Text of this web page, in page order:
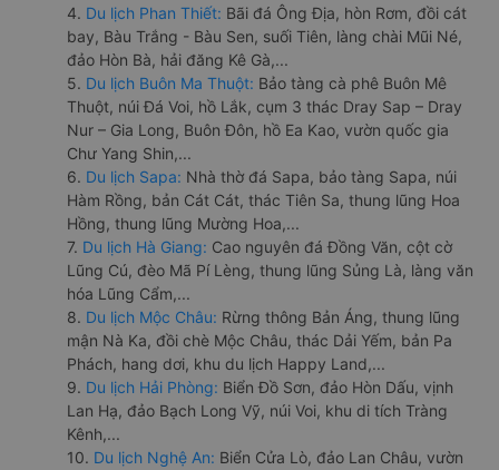
4. Du lịch Phan Thiết: Bãi đá Ông Địa, hòn Rơm, đồi cát
bay, Bàu Trắng - Bàu Sen, suối Tiên, làng chài Mũi Né,
đảo Hòn Bà, hải đăng Kê Gà,...
5. Du lịch Buôn Ma Thuột: Bảo tàng cà phê Buôn Mê
Thuột, núi Đá Voi, hồ Lắk, cụm 3 thác Dray Sap – Dray
Nur – Gia Long, Buôn Đôn, hồ Ea Kao, vườn quốc gia
Chư Yang Shin,...
6. Du lịch Sapa: Nhà thờ đá Sapa, bảo tàng Sapa, núi
Hàm Rồng, bản Cát Cát, thác Tiên Sa, thung lũng Hoa
Hồng, thung lũng Mường Hoa,...
7. Du lịch Hà Giang: Cao nguyên đá Đồng Văn, cột cờ
Lũng Cú, đèo Mã Pí Lèng, thung lũng Sủng Là, làng văn
hóa Lũng Cẩm,...
8. Du lịch Mộc Châu: Rừng thông Bản Áng, thung lũng
mận Nà Ka, đồi chè Mộc Châu, thác Dải Yếm, bản Pa
Phách, hang dơi, khu du lịch Happy Land,...
9. Du lịch Hải Phòng: Biển Đồ Sơn, đảo Hòn Dấu, vịnh
Lan Hạ, đảo Bạch Long Vỹ, núi Voi, khu di tích Tràng
Kênh,...
10. Du lịch Nghệ An: Biển Cửa Lò, đảo Lan Châu, vườn